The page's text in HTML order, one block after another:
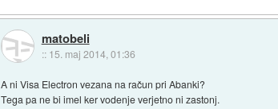
matobeli
:: 15. maj 2014, 01:36
A ni Visa Electron vezana na račun pri Abanki?
Tega pa ne bi imel ker vodenje verjetno ni zastonj.